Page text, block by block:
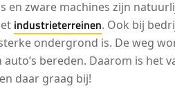
en zware machines zijn
industrieterreinen. Ook bij
ondergrond is. De weg
bereden. Daarom is het
daar graag bij!